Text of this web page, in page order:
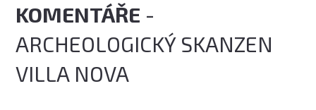
KOMENTÁŘE -
ARCHEOLOGICKÝ SKANZEN
VILLA NOVA